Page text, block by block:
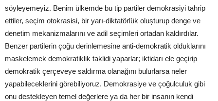
söyleyemeyiz. Benim ülkemde bu tip partiler demokrasiyi tahrip
ettiler, seçim otokrasisi, bir yarı-diktatörlük oluşturup denge ve
denetim mekanizmalarını ve adil seçimleri ortadan kaldırdılar.
Benzer partilerin çoğu derinlemesine anti-demokratik olduklarını
maskelemek demokratiklik taklidi yaparlar; iktidarı ele geçirip
demokratik çerçeveye saldırma olanağını bulurlarsa neler
yapabileceklerini görebiliyoruz. Demokrasiye ve çoğulculuk gibi
onu destekleyen temel değerlere ya da her bir insanın kendi